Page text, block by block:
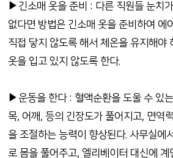
▶긴소매 옷을 준비 : 다른 직원들 눈치
없다면 방법은 긴소매 옷을 준비하여 에
직접 닿지 않도록 해서 체온을 유지해야
옷을 입고 있지 않도록 한다.
▶운동을 한다 : 혈액순환을 도울 수 있
목, 어깨, 등의 긴장도가 풀어지고, 면역
을 조절하는 능력이 향상된다. 사무실에
로 몸을 풀어주고, 엘리베이터 대신에